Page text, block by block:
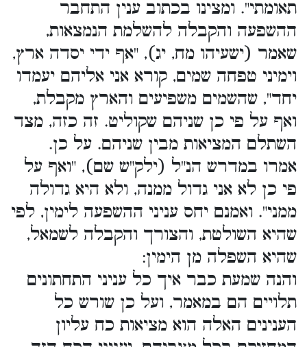
תאומתי". ומצינו בכתוב ענין התחבר
ההשפעה והקבלה להשלמת הנמצאות,
שאמר (ישעיהו מח, יג), "אף ידי יסדה ארץ,
וימיני טפחה שמים, קורא אני אליהם יעמדו
יחד", שהשמים משפיעים והארץ מקבלת,
ואף על פי כן שניהם שקוליט. זה כזה, מצד
השתלם המציאות מבין שניהם. על כן.
אמרו במדרש הנ"ל (ילק"ש שם), "ואף על
פי כן לא אני גדול ממנה, ולא היא גדולה
ממני". ואמנם יחס עניני ההשפעה לימין, לפי
שהיא השולטת, והצורך והקבלה לשמאל,
שהיא השפלה מן הימין:
והנה שמעת כבר איך כל עניני התחתונים
תלויים הם במאמר, ועל כן שורש כל
הענינים האלה הוא מציאות כח עליון